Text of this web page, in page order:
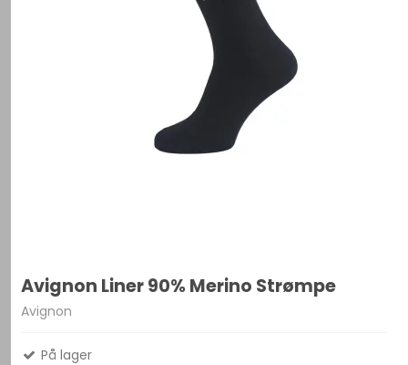
Avignon Liner 90% Merino Strømpe
Avignon
På lager